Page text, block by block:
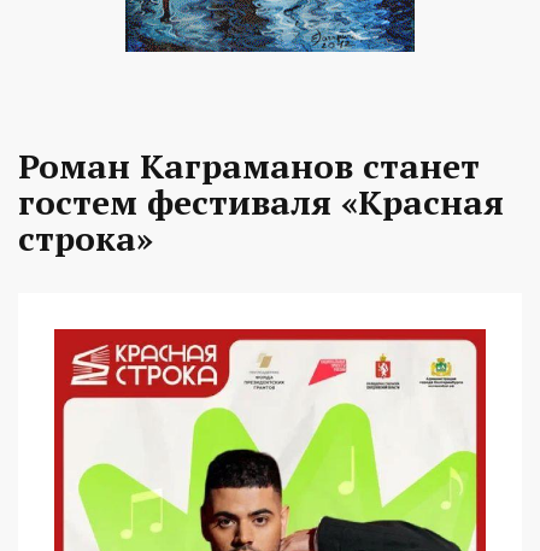
Роман Каграманов станет
гостем фестиваля «Красная
строка»